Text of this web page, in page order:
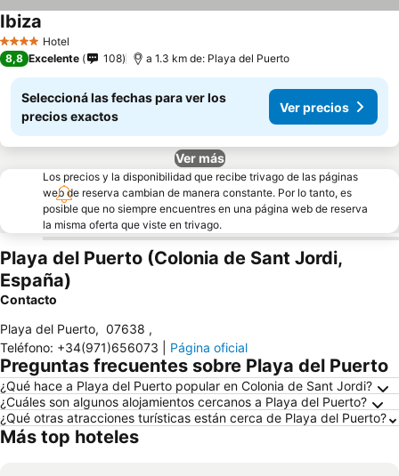
4 EstrellasHotel
Ibiza
8,8 Excelente 108 a 1.3 km de: Playa del Puerto
Seleccioná las fechas para ver los
precios exactos
Ver precios
Ver más
Los precios y la disponibilidad que recibe trivago de las páginas
web de reserva cambian de manera constante. Por lo tanto, es
posible que no siempre encuentres en una página web de reserva
la misma oferta que viste en trivago.
Playa del Puerto (Colonia de Sant Jordi,
España)
Contacto
Playa del Puerto, 07638 ,
Teléfono: +34(971)656073 Página oficial
Preguntas frecuentes sobre Playa del Puerto
¿Qué hace a Playa del Puerto popular en Colonia de Sant Jordi?
¿Cuáles son algunos alojamientos cercanos a Playa del Puerto?
¿Qué otras atracciones turísticas están cerca de Playa del Puerto?
Más top hoteles